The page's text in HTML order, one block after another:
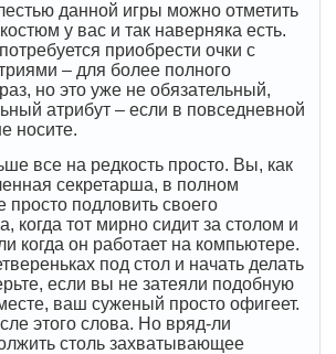
данной игры можно отметить
у вас и так наверняка есть.
приобрести очки с
– для более полного
но это уже не обязательный,
атрибут – если в повседневной
носите.
все на редкость просто. Вы, как
секретарша, в полном
просто подловить своего
когда тот мирно сидит за столом и
когда он работает на компьютере.
под стол и начать делать
если вы не затеяли подобную
ваш суженый просто офигеет.
этого слова. Но вряд-ли
столь захватывающее